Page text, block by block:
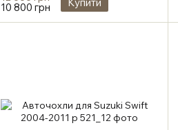
10 800 грн